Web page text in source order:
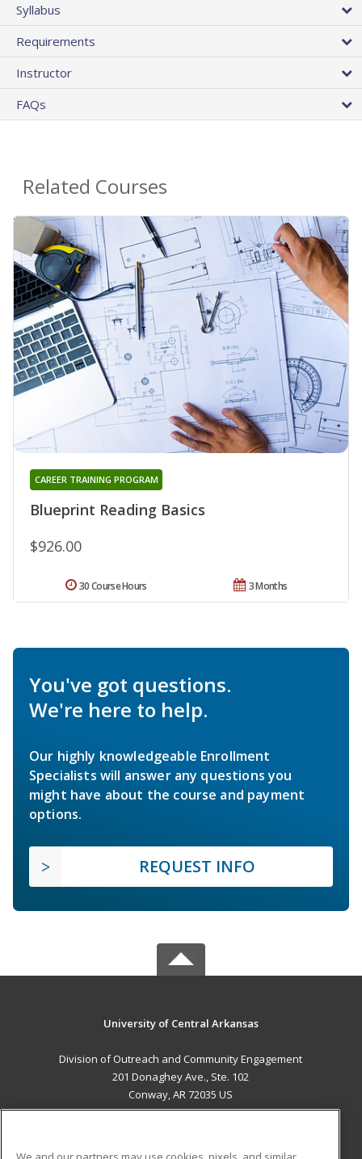
Syllabus
Requirements
Instructor
FAQs
Related Courses
Blueprint Reading Basics
CAREER TRAINING PROGRAM
$926.00
3 Months
30 Course Hours
You've got questions.
We're here to help.
Our highly knowledgeable Enrollment
Specialists will answer any questions you
might have about the course and payment
options.
REQUEST INFO
University of Central Arkansas
Division of Outreach and Community Engagement
201 Donaghey Ave., Ste. 102
Conway, AR 72035 US